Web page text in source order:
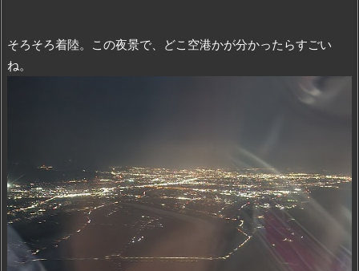
そろそろ着陸。この夜景で、どこ空港かが分かったらすごい
ね。